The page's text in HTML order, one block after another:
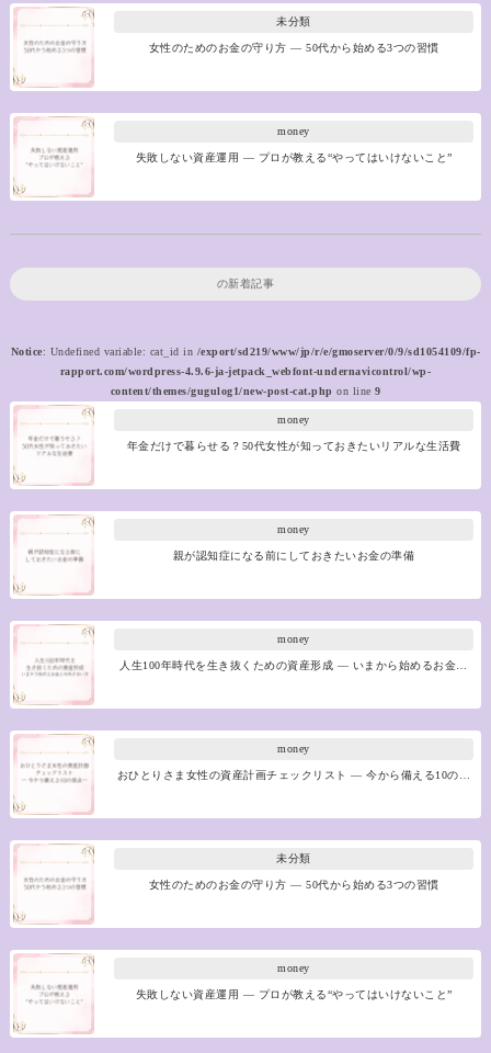
未分類
女性のためのお金の守り方 ― 50代から始める3つの習慣
money
失敗しない資産運用 ― プロが教える“やってはいけないこと”
の新着記事
Notice: Undefined variable: cat_id in /export/sd219/www/jp/r/e/gmoserver/0/9/sd1054109/fp-
rapport.com/wordpress-4.9.6-ja-jetpack_webfont-undernavicontrol/wp-
content/themes/gugulog1/new-post-cat.php on line 9
money
年金だけで暮らせる？50代女性が知っておきたいリアルな生活費
money
親が認知症になる前にしておきたいお金の準備
money
人生100年時代を生き抜くための資産形成 ― いまから始めるお金…
money
おひとりさま女性の資産計画チェックリスト ― 今から備える10の…
未分類
女性のためのお金の守り方 ― 50代から始める3つの習慣
money
失敗しない資産運用 ― プロが教える“やってはいけないこと”